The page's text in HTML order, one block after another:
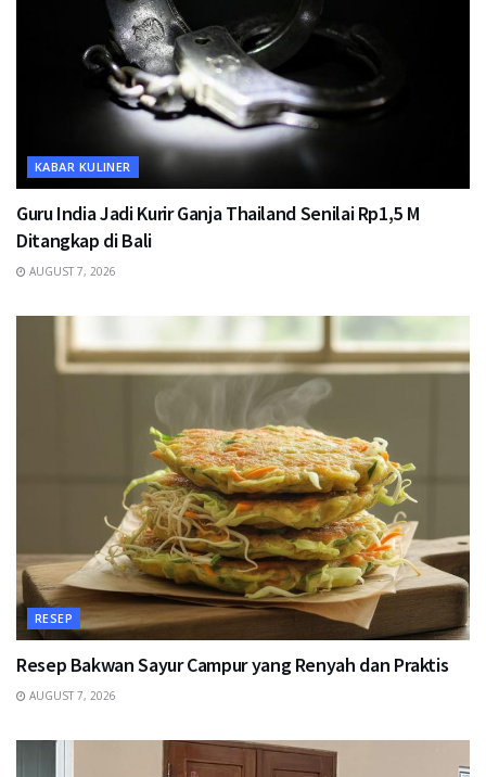
KABAR KULINER
Guru India Jadi Kurir Ganja Thailand Senilai Rp1,5 M
Ditangkap di Bali
AUGUST 7, 2026
RESEP
Resep Bakwan Sayur Campur yang Renyah dan Praktis
AUGUST 7, 2026